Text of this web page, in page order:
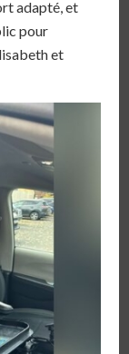
adapté, et
pour
et